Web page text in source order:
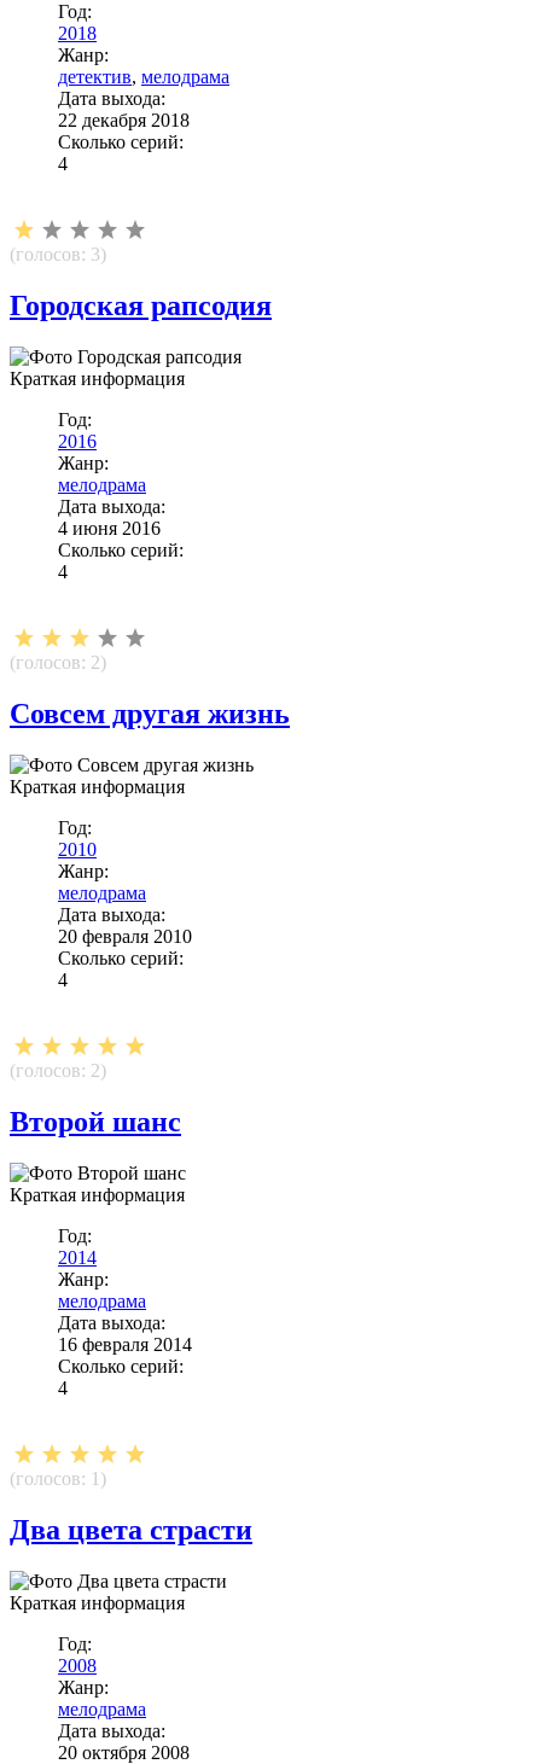
Год:
2018
Жанр:
детектив, мелодрама
Дата выхода:
22 декабря 2018
Сколько серий:
4
(голосов: 3)
Городская рапсодия
Краткая информация
Год:
2016
Жанр:
мелодрама
Дата выхода:
4 июня 2016
Сколько серий:
4
(голосов: 2)
Совсем другая жизнь
Краткая информация
Год:
2010
Жанр:
мелодрама
Дата выхода:
20 февраля 2010
Сколько серий:
4
(голосов: 2)
Второй шанс
Краткая информация
Год:
2014
Жанр:
мелодрама
Дата выхода:
16 февраля 2014
Сколько серий:
4
(голосов: 1 )
Два цвета страсти
Краткая информация
Год:
2008
Жанр:
мелодрама
Дата выхода:
20 октября 2008